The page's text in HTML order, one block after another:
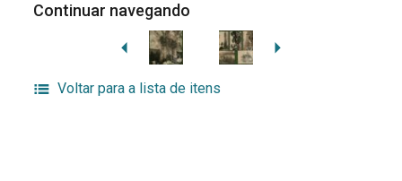
Continuar navegando
Voltar para a lista de itens